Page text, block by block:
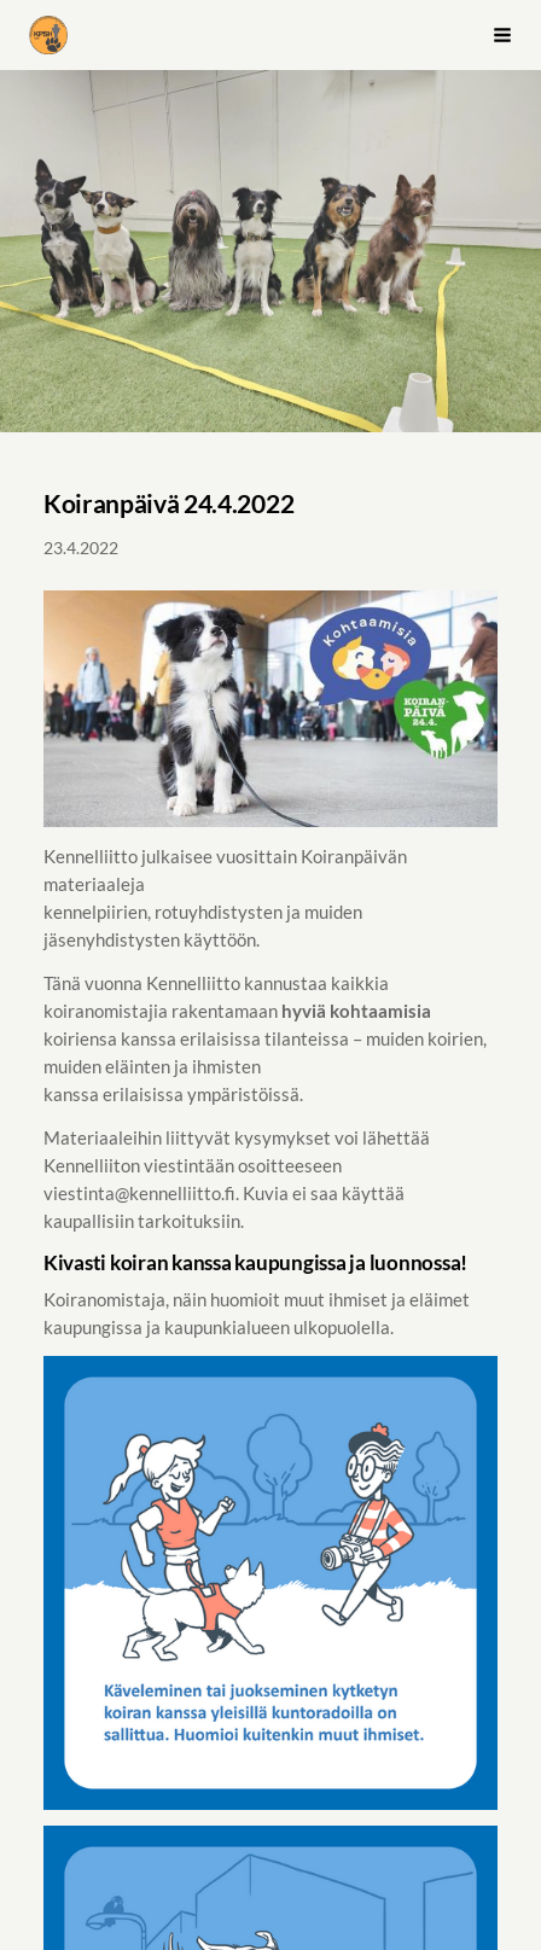
Siirry
sivun
Kuopion palvelus- ja seurakoiraharrastajat ry
Koiranpäivä 24.4.2022
23.4.2022
Kennelliitto julkaisee vuosittain Koiranpäivän
materiaaleja
kennelpiirien, rotuyhdistysten ja muiden
jäsenyhdistysten käyttöön.
Tänä vuonna Kennelliitto kannustaa kaikkia
koiranomistajia rakentamaan hyviä kohtaamisia
koiriensa kanssa erilaisissa tilanteissa – muiden koirien,
muiden eläinten ja ihmisten
kanssa erilaisissa ympäristöissä.
Materiaaleihin liittyvät kysymykset voi lähettää
Kennelliiton viestintään osoitteeseen
viestinta@kennelliitto.fi. Kuvia ei saa käyttää
kaupallisiin tarkoituksiin.
Kivasti koiran kanssa kaupungissa ja luonnossa!
Koiranomistaja, näin huomioit muut ihmiset ja eläimet
kaupungissa ja kaupunkialueen ulkopuolella.